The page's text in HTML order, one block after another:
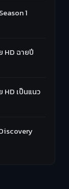
1
HD ฉายปี
HD เป็นแนว